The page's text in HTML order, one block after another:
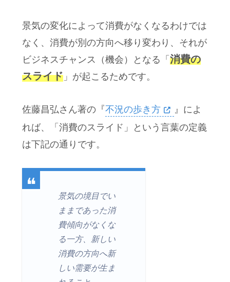
景気の変化によって消費がなくなるわけでは
なく、消費が別の方向へ移り変わり、それが
ビジネスチャンス（機会）となる「 消費の
スライド」が起こるためです。
佐藤昌弘さん著の『不況の歩き方
』によ
れば、「消費のスライド」という言葉の定義
は下記の通りです。
景気の境目でい
ままであった消
費傾向がなくな
る一方、新しい
消費の方向へ新
しい需要が生ま